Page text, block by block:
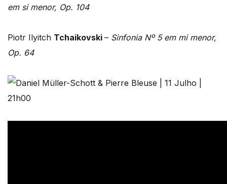
em si menor, Op. 104
Piotr Ilyitch Tchaikovski – Sinfonia Nº 5 em mi menor,
Op. 64